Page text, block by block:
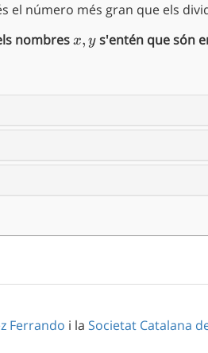
el número més gran que els
nombresx,y
x, ys'entén que són
Ferrando i la Societat Catalana